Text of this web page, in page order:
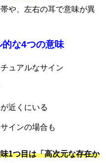
や、左右の耳で意味が異
な4つの意味
ュアルなサイン
近くにいる
インの場合も
1つ目は「高次元な存在か